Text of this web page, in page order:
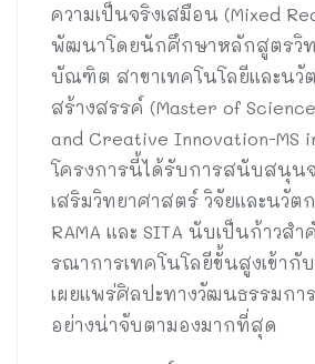
ความเป็นจริงเสมือน (Mixed
พัฒนาโดยนักศึกษาหลักสูตรวิ
บัณฑิต สาขาเทคโนโลยีและนวั
สร้างสรรค์ (Master of
and Creative Innovation-MS
โครงการนี้ได้รับการสนับสนุน
เสริมวิทยาศาสตร์ วิจัยและนวัต
RAMA และ SITA นับเป็นก้าวส
รณาการเทคโนโลยีขั้นสูงเข้ากั
เผยแพร่ศิลปะทางวัฒนธรรมกา
อย่างน่าจับตามองมากที่สุด